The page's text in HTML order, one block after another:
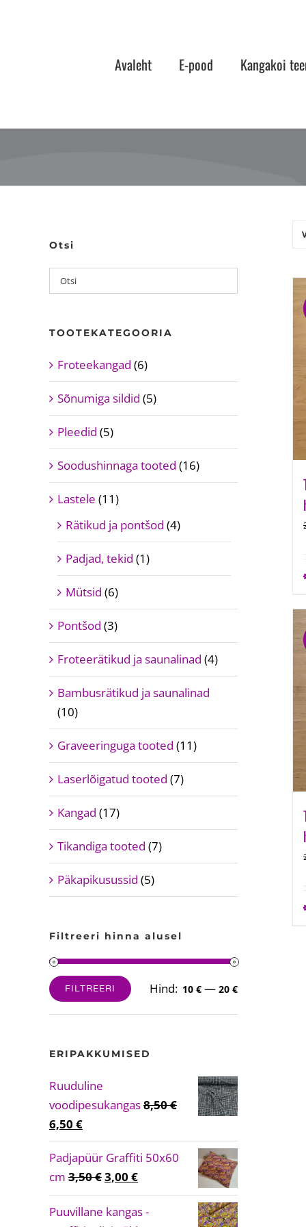
Avaleht E-pood Kangakoi
Otsi
TOOTEKATEGOORIA
Froteekangad (6)
Sõnumiga sildid (5)
Pleedid (5)
Soodushinnaga tooted (16)
Lastele (11)
Rätikud ja pontšod (4)
Padjad, tekid (1)
Mütsid (6)
Pontšod (3)
Froteerätikud ja saunalinad (4)
Bambusrätikud ja saunalinad
(10)
Graveeringuga tooted (11)
Laserlõigatud tooted (7)
Kangad (17)
Tikandiga tooted (7)
Päkapikusussid (5)
Filtreeri hinna alusel
Minimaalne
hind
Maksimaalne
hind
FILTREERI Hind: 10 € — 20 €
ERIPAKKUMISED
Ruuduline
voodipesukangas8,50€
Algne
hind
oli:
8,50 €.
6,50 €Current
price
is:
6,50 €.
Padjapüür Graffiti 50x60
cm 3,50€Algne
hind
oli:
3,00 €Current
price
is:
Puuvillane kangas -